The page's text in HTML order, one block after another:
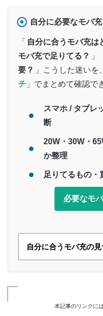
自分に必要なモバ
「 自分に合うモバ充は
モバ充で足りてる？ 」
要？ 」こうした迷いを
チ 」でまとめて確認で
スマホ / タブレ
断
20W・30W・
か整理
足りてるもの・
必要なモ
自分に合うモバ充の
本記事のリンクに